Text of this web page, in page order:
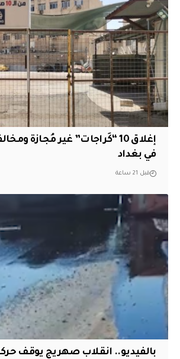
إغلاق 10 “كَراجات” غير مُجازة
في بغداد
قبل 21 ساعة
بالفيديو.. انقلاب صهريج يوقف